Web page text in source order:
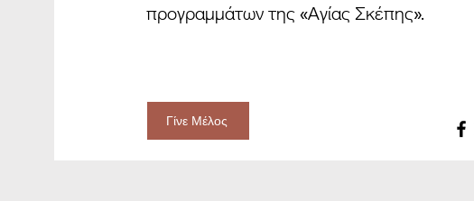
προγραμμάτων της «Αγίας Σκέπης».
Γίνε Μέλος